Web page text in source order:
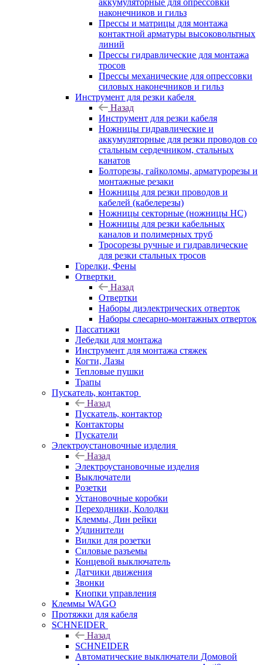
аккумуляторные для опрессовки
наконечников и гильз
Прессы и матрицы для монтажа
контактной арматуры высоковольтных
линий
Прессы гидравлические для монтажа
тросов
Прессы механические для опрессовки
силовых наконечников и гильз
Инструмент для резки кабеля
Назад
Инструмент для резки кабеля
Ножницы гидравлические и
аккумуляторные для резки проводов со
стальным сердечником, стальных
канатов
Болторезы, гайколомы, арматурорезы и
монтажные резаки
Ножницы для резки проводов и
кабелей (кабелерезы)
Ножницы секторные (ножницы НС)
Ножницы для резки кабельных
каналов и полимерных труб
Тросорезы ручные и гидравлические
для резки стальных тросов
Горелки, Фены
Отвертки
Назад
Отвертки
Наборы диэлектрических отверток
Наборы слесарно-монтажных отверток
Пассатижи
Лебедки для монтажа
Инструмент для монтажа стяжек
Когти, Лазы
Тепловые пушки
Трапы
Пускатель, контактор
Назад
Пускатель, контактор
Контакторы
Пускатели
Электроустановочные изделия
Назад
Электроустановочные изделия
Выключатели
Розетки
Установочные коробки
Переходники, Колодки
Клеммы, Дин рейки
Удлинители
Вилки для розетки
Силовые разъемы
Концевой выключатель
Датчики движения
Звонки
Кнопки управления
Клеммы WAGO
Протяжки для кабеля
SCHNEIDER
Назад
SCHNEIDER
Автоматические выключатели Домовой